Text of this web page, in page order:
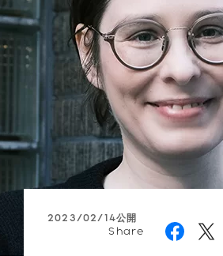
2023/02/14公開
Share